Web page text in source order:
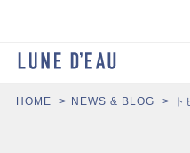
HOME NEWS & BLOG ト